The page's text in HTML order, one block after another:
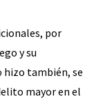
por
y su
hizo también, se
mayor en el